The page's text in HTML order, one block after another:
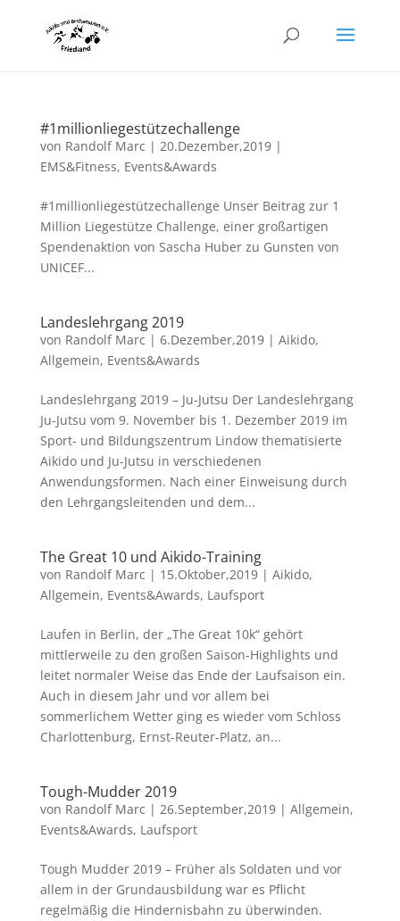
#1millionliegestützechallenge
von Randolf Marc | 20.Dezember,2019|
EMS&Fitness, Events&Awards
#1millionliegestützechallenge Unser Beitrag zur 1
Million Liegestütze Challenge, einer großartigen
Spendenaktion von Sascha Huber zu Gunsten von
UNICEF...
Landeslehrgang 2019
von Randolf Marc | 6.Dezember,2019| Aikido,
Allgemein, Events&Awards
Landeslehrgang 2019 – Ju-Jutsu Der Landeslehrgang
Ju-Jutsu vom 9. November bis 1. Dezember 2019 im
Sport- und Bildungszentrum Lindow thematisierte
Aikido und Ju-Jutsu in verschiedenen
Anwendungsformen. Nach einer Einweisung durch
den Lehrgangsleitenden und dem...
The Great 10 und Aikido-Training
von Randolf Marc | 15.Oktober,2019| Aikido,
Allgemein, Events&Awards, Laufsport
Laufen in Berlin, der „The Great 10k“ gehört
mittlerweile zu den großen Saison-Highlights und
leitet normaler Weise das Ende der Laufsaison ein.
Auch in diesem Jahr und vor allem bei
sommerlichem Wetter ging es wieder vom Schloss
Charlottenburg, Ernst-Reuter-Platz, an...
Tough-Mudder 2019
von Randolf Marc | 26.September,2019| Allgemein,
Events&Awards, Laufsport
Tough Mudder 2019 – Früher als Soldaten und vor
allem in der Grundausbildung war es Pflicht
regelmäßig die Hindernisbahn zu überwinden.